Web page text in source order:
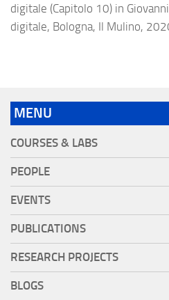
digitale (Capitolo 10) in
digitale, Bologna, Il Mulino,
MENU
COURSES & LABS
PEOPLE
EVENTS
PUBLICATIONS
RESEARCH PROJECTS
BLOGS